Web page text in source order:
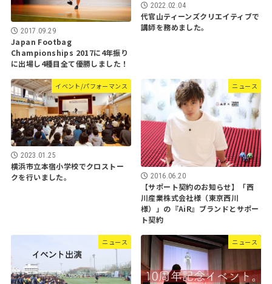
2017.09.29
Japan Footbag
Championships 2017に4年振り
に出場し4種目全て優勝しました！
2022.02.04
代官山ティーンズクリエイティブで
講師を務めました。
イベント/パフォーマンス
2023.01.25
横浜市立本宿小学校でクロストー
クを行いました。
ニュース
2016.06.20
【サポート契約のお知らせ】「西
川産業株式会社様（東京西川
様）」の『AiR』ブランドとサポー
ト契約
ニュース ニュース